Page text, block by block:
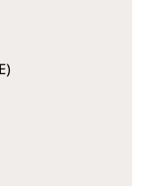
Gib den